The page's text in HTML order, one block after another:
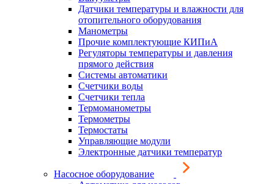
Датчики температуры и влажности для
отопительного оборудования
Манометры
Прочие комплектующие КИПиА
Регуляторы температуры и давления
прямого действия
Системы автоматики
Счетчики воды
Счетчики тепла
Термоманометры
Термометры
Термостаты
Управляющие модули
Электронные датчики температур
Насосное оборудование